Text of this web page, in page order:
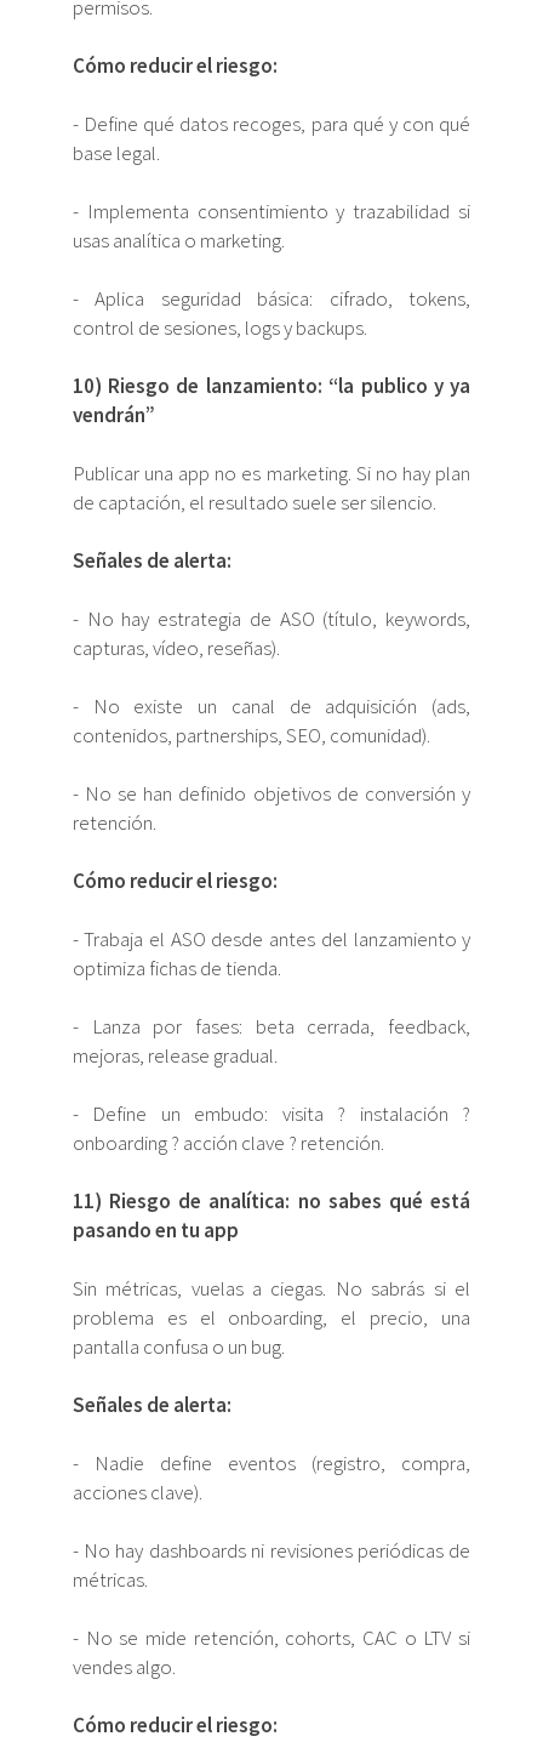
permisos.
Cómo reducir el riesgo:
- Define qué datos recoges, para qué y con qué
base legal.
- Implementa consentimiento y trazabilidad si
usas analítica o marketing.
- Aplica seguridad básica: cifrado, tokens,
control de sesiones, logs y backups.
10) Riesgo de lanzamiento: “la publico y ya
vendrán”
Publicar una app no es marketing. Si no hay plan
de captación, el resultado suele ser silencio.
Señales de alerta:
- No hay estrategia de ASO (título, keywords,
capturas, vídeo, reseñas).
- No existe un canal de adquisición (ads,
contenidos, partnerships, SEO, comunidad).
- No se han definido objetivos de conversión y
retención.
Cómo reducir el riesgo:
- Trabaja el ASO desde antes del lanzamiento y
optimiza fichas de tienda.
- Lanza por fases: beta cerrada, feedback,
mejoras, release gradual.
- Define un embudo: visita ? instalación ?
onboarding ? acción clave ? retención.
11) Riesgo de analítica: no sabes qué está
pasando en tu app
Sin métricas, vuelas a ciegas. No sabrás si el
problema es el onboarding, el precio, una
pantalla confusa o un bug.
Señales de alerta:
- Nadie define eventos (registro, compra,
acciones clave).
- No hay dashboards ni revisiones periódicas de
métricas.
- No se mide retención, cohorts, CAC o LTV si
vendes algo.
Cómo reducir el riesgo: